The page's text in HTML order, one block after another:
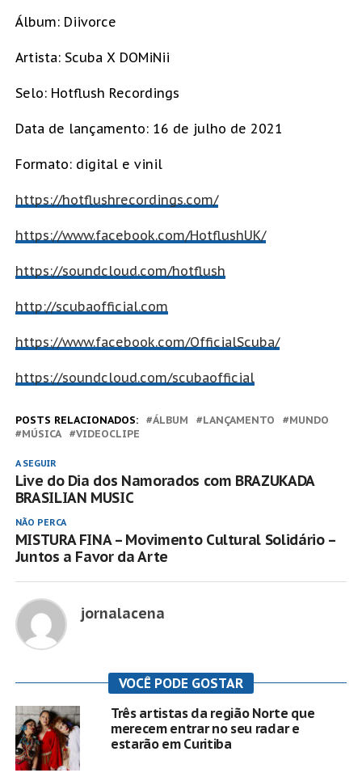
Álbum: Diivorce
Artista: Scuba X DOMiNii
Selo: Hotflush Recordings
Data de lançamento: 16 de julho de 2021
Formato: digital e vinil
https://hotflushrecordings.com/
https://www.facebook.com/HotflushUK/
https://soundcloud.com/hotflush
http://scubaofficial.com
https://www.facebook.com/OfficialScuba/
https://soundcloud.com/scubaofficial
POSTS RELACIONADOS: ÁLBUM LANÇAMENTO
MUNDO
MÚSICA
VIDEOCLIPE
A SEGUIR
Live do Dia dos Namorados com BRAZUKADA
BRASILIAN MUSIC
NÃO PERCA
MISTURA FINA – Movimento Cultural Solidário –
Juntos a Favor da Arte
jornalacena
VOCÊ PODE GOSTAR
Três artistas da região Norte que
merecem entrar no seu radar e
estarão em Curitiba